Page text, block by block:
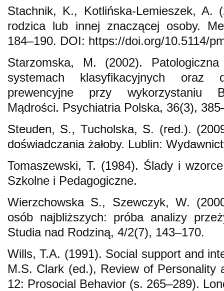
Stachnik, K., Kotlińska-Lemieszek, A.
rodzica lub innej znaczącej osoby.
184–190. DOI: https://doi.org/10.5114/
Starzomska, M. (2002).
systemach klasyfikacyjnych oraz
prewencyjne przy wykorzystaniu
Mądrości. Psychiatria Polska, 36(3),
Steuden, S., Tucholska, S. (red.).
doświadczania żałoby. Lublin:
Tomaszewski, T. (1984). Ślady i
Szkolne i Pedagogiczne.
Wierzchowska S., Szewczyk, W.
osób najbliższych: próba analizy
Studia nad Rodziną, 4/2(7), 143–170.
Wills, T.A. (1991). Social support and
M.S. Clark (ed.), Review of Personality
12: Prosocial Behavior (s. 265–289).